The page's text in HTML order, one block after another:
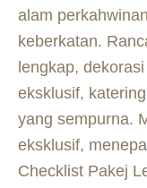
alam
keberkatan.
lengkap,
eksklusif,
yang sempurna.
eksklusif,
Checklist Pakej